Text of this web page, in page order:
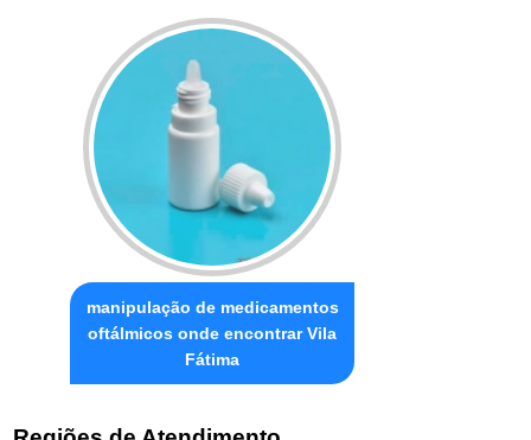
manipulação de medicamentos
oftálmicos onde encontrar Vila
Fátima